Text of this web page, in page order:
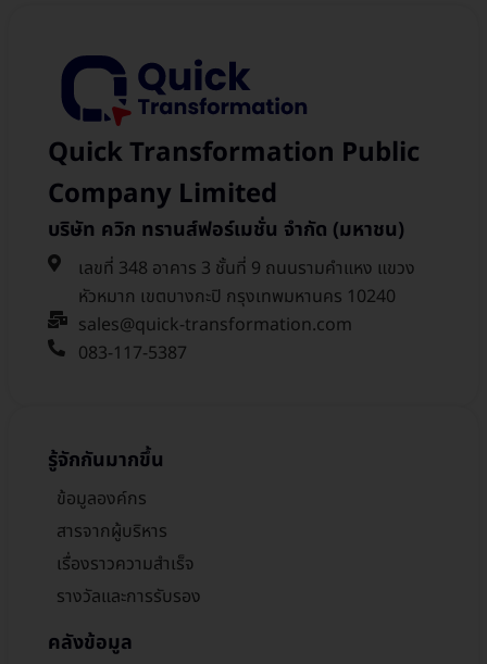
Quick Transformation Public
Company Limited
บริษัท ควิก ทรานส์ฟอร์เมชั่น จำกัด (มหาชน)
เลขที่ 348 อาคาร 3 ชั้นที่ 9 ถนนรามคำแหง แขวง
หัวหมาก เขตบางกะปิ กรุงเทพมหานคร 10240
sales@quick-transformation.com​
083-117-5387
รู้จักกันมากขึ้น
ข้อมูลองค์กร
สารจากผู้บริหาร
เรื่องราวความสำเร็จ
รางวัลและการรับรอง
คลังข้อมูล